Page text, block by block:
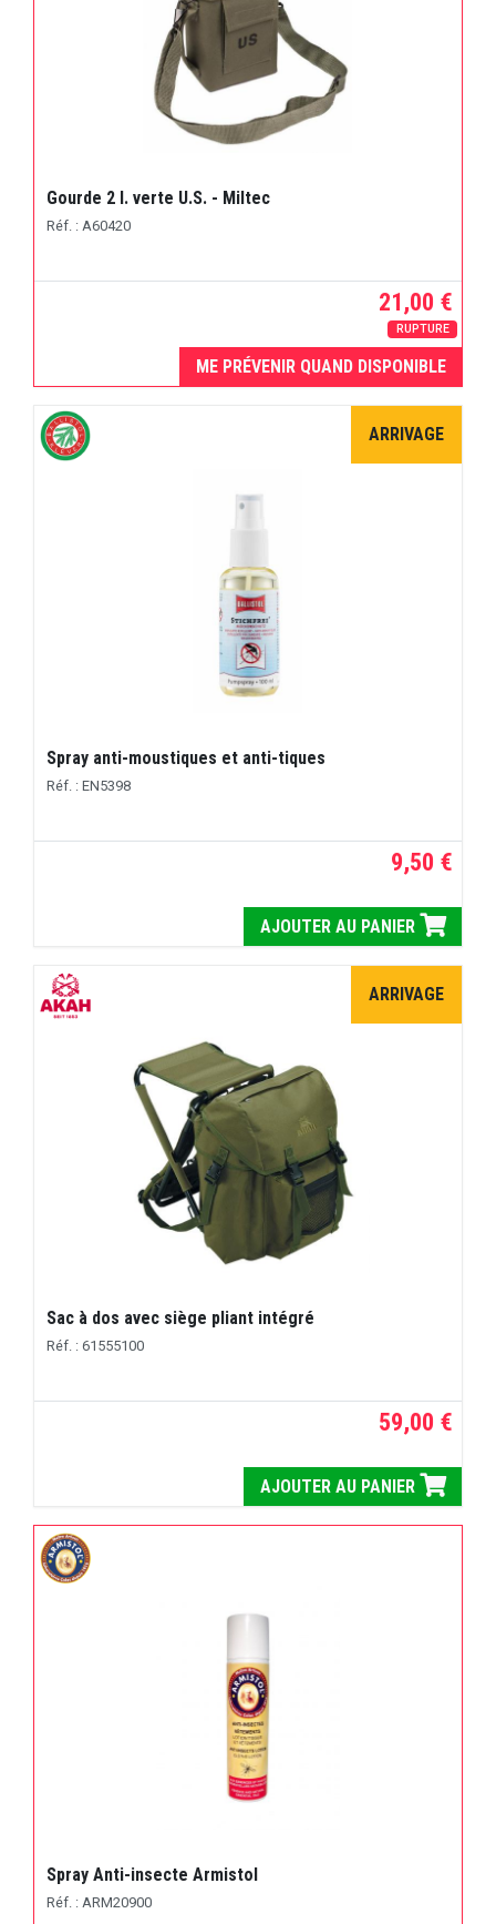
Gourde 2 l. verte U.S. - Miltec
Réf. : A60420
21,00 €
RUPTURE
ME PRÉVENIR QUAND DISPONIBLE
ARRIVAGE
Spray anti-moustiques et anti-tiques
Réf. : EN5398
9,50 €
AJOUTER AU PANIER
ARRIVAGE
Sac à dos avec siège pliant intégré
Réf. : 61555100
59,00 €
AJOUTER AU PANIER
Spray Anti-insecte Armistol
Réf. : ARM20900